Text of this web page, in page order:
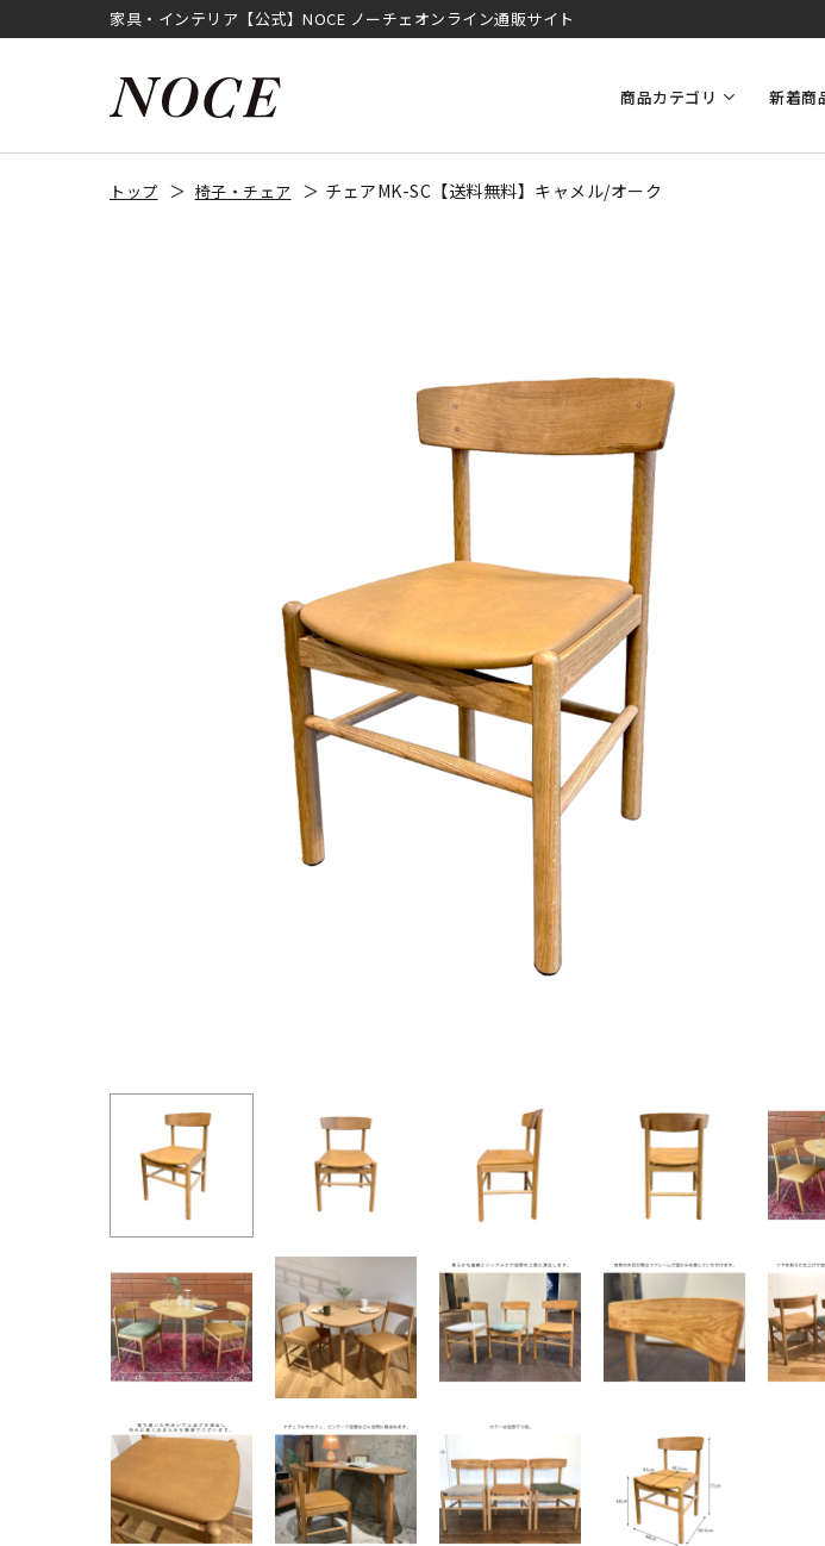
家具・インテリア【公式】NOCE ノーチェオンライン通販サイト
商品カテゴリ 新着商
トップ 椅子・チェア チェアMK-SC【送料無料】キャメル/オーク